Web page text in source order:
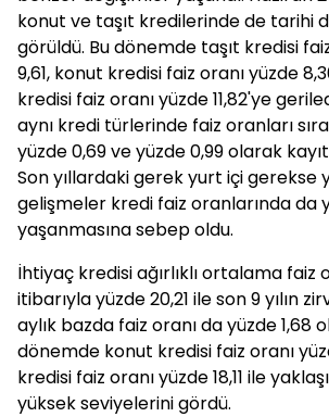
konut ve taşıt kredilerinde de tarihi
görüldü. Bu dönemde taşıt kredisi
9,61, konut kredisi faiz oranı yüzde
kredisi faiz oranı yüzde 11,82'ye
aynı kredi türlerinde faiz oranları
yüzde 0,69 ve yüzde 0,99 olarak
Son yıllardaki gerek yurt içi gerekse
gelişmeler kredi faiz oranlarında da
yaşanmasına sebep oldu.
İhtiyaç kredisi ağırlıklı ortalama faiz
itibarıyla yüzde 20,21 ile son 9 yılın
aylık bazda faiz oranı da yüzde 1,68
dönemde konut kredisi faiz oranı
kredisi faiz oranı yüzde 18,11 ile
yüksek seviyelerini gördü.